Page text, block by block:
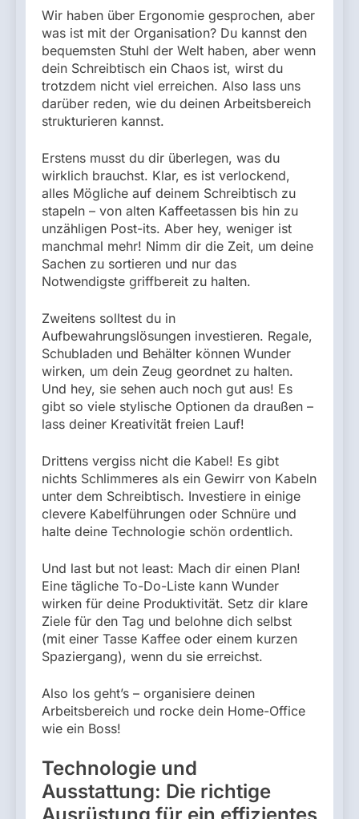
Wir haben über Ergonomie gesprochen, aber
was ist mit der Organisation? Du kannst den
bequemsten Stuhl der Welt haben, aber wenn
dein Schreibtisch ein Chaos ist, wirst du
trotzdem nicht viel erreichen. Also lass uns
darüber reden, wie du deinen Arbeitsbereich
strukturieren kannst.
Erstens musst du dir überlegen, was du
wirklich brauchst. Klar, es ist verlockend,
alles Mögliche auf deinem Schreibtisch zu
stapeln – von alten Kaffeetassen bis hin zu
unzähligen Post-its. Aber hey, weniger ist
manchmal mehr! Nimm dir die Zeit, um deine
Sachen zu sortieren und nur das
Notwendigste griffbereit zu halten.
Zweitens solltest du in
Aufbewahrungslösungen investieren. Regale,
Schubladen und Behälter können Wunder
wirken, um dein Zeug geordnet zu halten.
Und hey, sie sehen auch noch gut aus! Es
gibt so viele stylische Optionen da draußen –
lass deiner Kreativität freien Lauf!
Drittens vergiss nicht die Kabel! Es gibt
nichts Schlimmeres als ein Gewirr von Kabeln
unter dem Schreibtisch. Investiere in einige
clevere Kabelführungen oder Schnüre und
halte deine Technologie schön ordentlich.
Und last but not least: Mach dir einen Plan!
Eine tägliche To-Do-Liste kann Wunder
wirken für deine Produktivität. Setz dir klare
Ziele für den Tag und belohne dich selbst
(mit einer Tasse Kaffee oder einem kurzen
Spaziergang), wenn du sie erreichst.
Also los geht’s – organisiere deinen
Arbeitsbereich und rocke dein Home-Office
wie ein Boss!
Technologie und
Ausstattung: Die richtige